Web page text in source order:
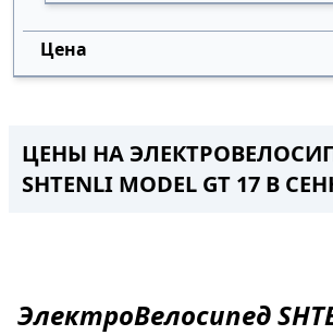
ЦЕНЫ НА
SHTENLI MODEL GT 17 В
ЭлектроВелосипед